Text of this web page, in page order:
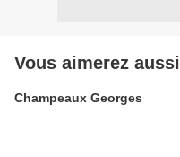
Vous aimerez aussi
Champeaux Georges